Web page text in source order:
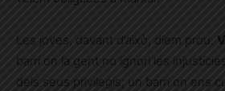
Les joves, davant d’això, diem prou.
barri on la gent no ignori les
dels seus privilegis; un barri on ens